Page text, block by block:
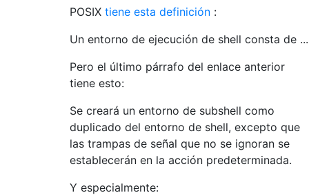
POSIX tiene esta definición :
Un entorno de ejecución de shell consta de ...
Pero el último párrafo del enlace anterior
tiene esto:
Se creará un entorno de subshell como
duplicado del entorno de shell, excepto que
las trampas de señal que no se ignoran se
establecerán en la acción predeterminada.
Y especialmente: